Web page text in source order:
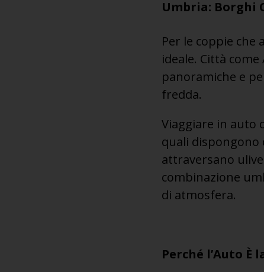
Umbria: Borghi
Per le coppie
ideale. Città
panoramiche e
fredda.
Viaggiare in auto
quali dispongono
attraversano
combinazione
di atmosfera.
Perché l’Auto